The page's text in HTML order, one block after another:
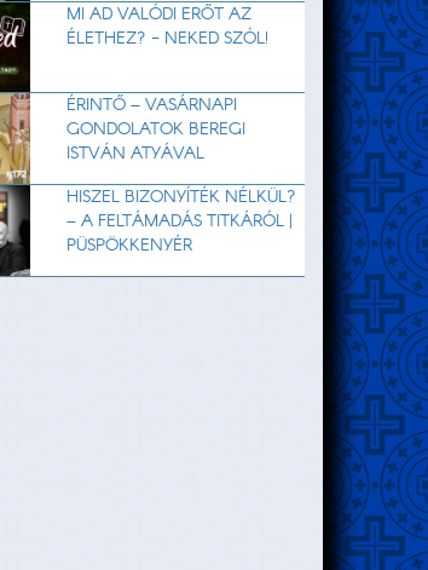
MI AD VALÓDI ERŐT AZ
ÉLETHEZ? - NEKED SZÓL!
ÉRINTŐ – VASÁRNAPI
GONDOLATOK BEREGI
ISTVÁN ATYÁVAL
HISZEL BIZONYÍTÉK NÉLKÜL?
– A FELTÁMADÁS TITKÁRÓL |
PÜSPÖKKENYÉR